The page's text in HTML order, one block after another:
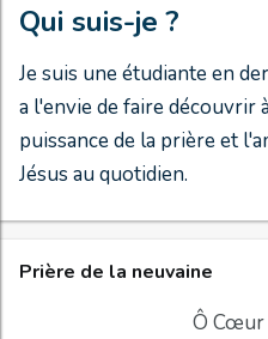
Qui suis-je ?
Je suis une étudiante en
a l'envie de faire découvrir
puissance de la prière et
Jésus au quotidien.
Prière de la neuvaine
Ô Cœur